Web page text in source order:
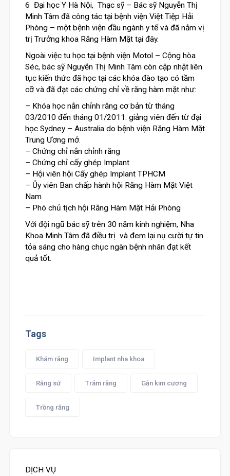
6 Đại học Y Hà Nội, Thạc sỹ – Bác sỹ Nguyễn Thị
Minh Tâm đã công tác tại bệnh viện Việt Tiệp Hải
Phòng – một bệnh viện đầu ngành y tế và đã nắm vị
trị Trưởng khoa Răng Hàm Mặt tại đây.
Ngoài việc tu học tại bệnh viện Motol – Cộng hòa
Séc, bác sỹ Nguyễn Thị Minh Tâm còn cập nhật liên
tục kiến thức đã học tại các khóa đào tạo có tầm
cỡ và đã đạt các chứng chỉ về răng hàm mặt như:
– Khóa học nắn chỉnh răng cơ bản từ tháng
03/2010 đến tháng 01/2011: giảng viên đến từ đại
học Sydney – Australia do bệnh viện Răng Hàm Mặt
Trung Ương mở.
– Chứng chỉ nắn chỉnh răng
– Chứng chỉ cấy ghép Implant
– Hội viên hội Cấy ghép Implant TPHCM
– Ủy viên Ban chấp hành hội Răng Hàm Mặt Việt
Nam
– Phó chủ tịch hội Răng Hàm Mặt Hải Phòng
Với đội ngũ bác sỹ trên 30 năm kinh nghiệm, Nha
Khoa Minh Tâm đã điều trị và đem lại nụ cười tự tin
tỏa sáng cho hàng chục ngàn bệnh nhân đạt kết
quả tốt.
Tags
Khám răng Implant nha khoa
Răng sứ Trám răng Gắn kim cương
Trồng răng
DỊCH VỤ